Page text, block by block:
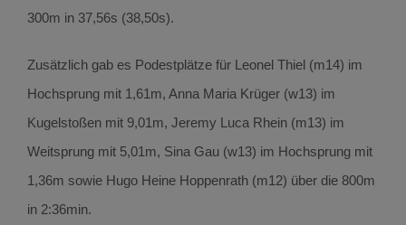
300m in 37,56s (38,50s).
Zusätzlich gab es Podestplätze für Leonel Thiel (m14) im
Hochsprung mit 1,61m, Anna Maria Krüger (w13) im
Kugelstoßen mit 9,01m, Jeremy Luca Rhein (m13) im
Weitsprung mit 5,01m, Sina Gau (w13) im Hochsprung mit
1,36m sowie Hugo Heine Hoppenrath (m12) über die 800m
in 2:36min.